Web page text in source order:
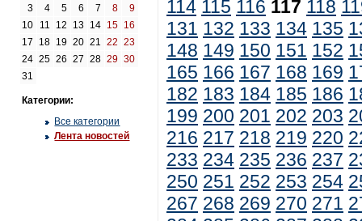
3
4 5 6 7 8
9
10
11 12 13 14 15 16
17
18 19 20 21 22
23
24 25 26 27 28 29 30
31
Категории:
Все категории
Лента новостей
114 115 116 117 118
131 132 133 134 135
148 149 150 151 152
165 166 167 168 169
182 183 184 185 186
199 200 201 202 203
216 217 218 219 220
233 234 235 236 237
250 251 252 253 254
267 268 269 270 271